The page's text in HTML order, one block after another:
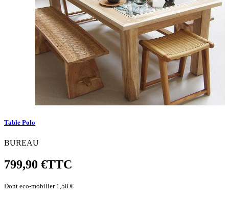
Table Polo
BUREAU
799,90 €TTC
Dont eco-mobilier 1,58 €